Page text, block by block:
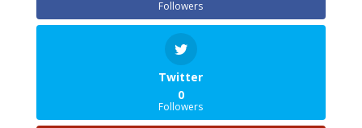
Followers
Twitter
0
Followers